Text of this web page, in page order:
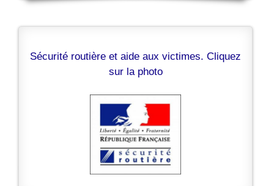
Sécurité routière et aide aux victimes. Cliquez
sur la photo